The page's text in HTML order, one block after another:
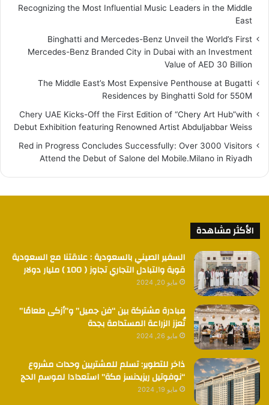
Recognizing the Most Influential Music Leaders in the Middle
East
Binghatti and Mercedes-Benz Unveil the World’s First
Mercedes-Benz Branded City in Dubai with an Investment
Value of AED 30 Billion
The Middle East’s Most Expensive Penthouse at Bugatti
Residences by Binghatti Sold for 550M
Chery UAE Kicks-Off the First Edition of “Chery Art Hub”with
Debut Exhibition featuring Renowned Artist Abduljabbar Weiss
Red in Progress Concludes Successfully: Over 3000 Visitors
Attend the Debut of Salone del Mobile.Milano in Riyadh
الأكثر مشاهدة
السفير الصيني بالسعودية : علاقتنا مع السعودية
قوية والتبادل التجاري تجاوز ( 100 ) مليار دولار
مايو 20, 2024
مبادرة مشتركة بين “فن جميل” و”أزكى طعامًا”
تُعزز الزراعة المستدامة بجدة
مايو 26, 2024
ذاخر للتطوير: تسلم للمشتريين وحدات مشروع
“نوفوتيل ريزيدنسز مكة” استعدادا لموسم الحج
مايو 19, 2024